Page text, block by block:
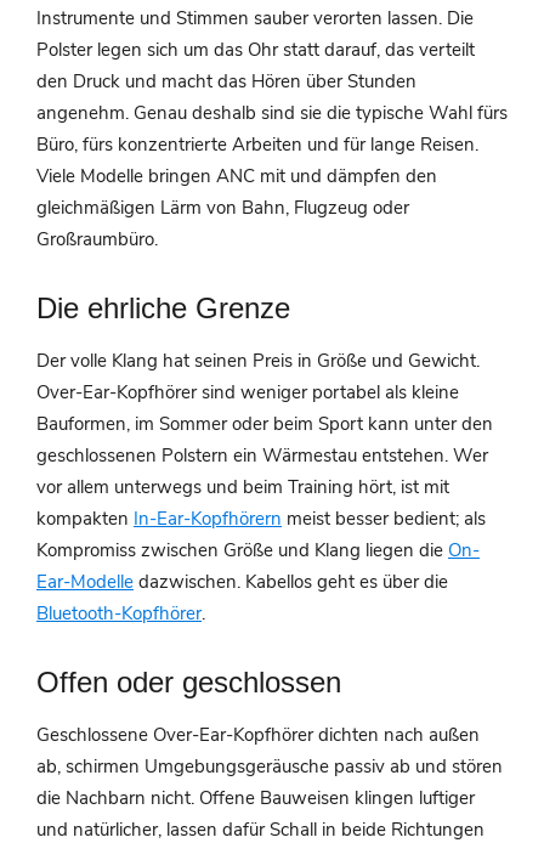
Instrumente und Stimmen sauber verorten lassen. Die
Polster legen sich um das Ohr statt darauf, das verteilt
den Druck und macht das Hören über Stunden
angenehm. Genau deshalb sind sie die typische Wahl fürs
Büro, fürs konzentrierte Arbeiten und für lange Reisen.
Viele Modelle bringen ANC mit und dämpfen den
gleichmäßigen Lärm von Bahn, Flugzeug oder
Großraumbüro.
Die ehrliche Grenze
Der volle Klang hat seinen Preis in Größe und Gewicht.
Over-Ear-Kopfhörer sind weniger portabel als kleine
Bauformen, im Sommer oder beim Sport kann unter den
geschlossenen Polstern ein Wärmestau entstehen. Wer
vor allem unterwegs und beim Training hört, ist mit
kompakten In-Ear-Kopfhörern meist besser bedient; als
Kompromiss zwischen Größe und Klang liegen die On-
Ear-Modelle dazwischen. Kabellos geht es über die
Bluetooth-Kopfhörer.
Offen oder geschlossen
Geschlossene Over-Ear-Kopfhörer dichten nach außen
ab, schirmen Umgebungsgeräusche passiv ab und stören
die Nachbarn nicht. Offene Bauweisen klingen luftiger
und natürlicher, lassen dafür Schall in beide Richtungen